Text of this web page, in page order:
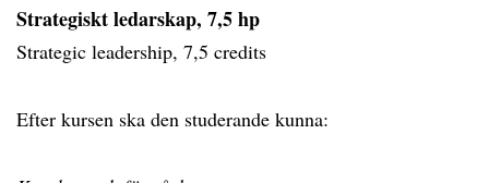
Strategiskt ledarskap, 7,5 hp
Strategic leadership, 7,5 credits
Efter kursen ska den studerande kunna: